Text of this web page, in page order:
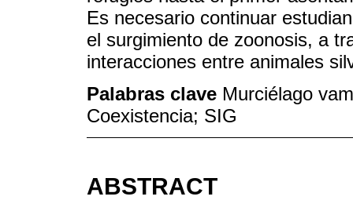
Es necesario continuar
el surgimiento de zoonosis, a
interacciones entre animales
Palabras clave Murciélago
Coexistencia; SIG
ABSTRACT